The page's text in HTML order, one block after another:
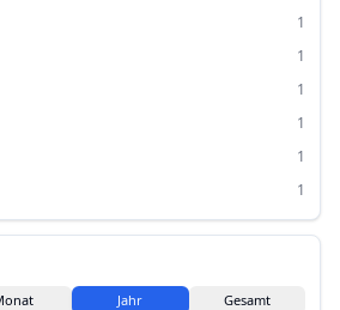
1
1
1
1
1
1
Jahr Gesamt